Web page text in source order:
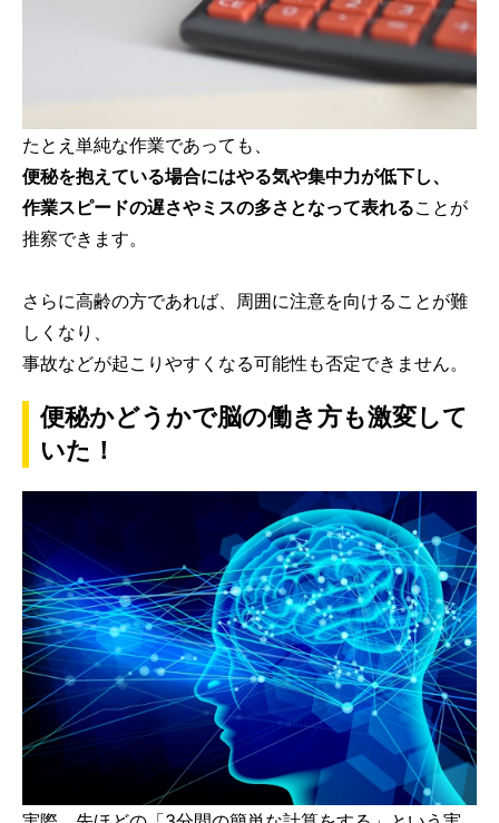
たとえ単純な作業であっても、
便秘を抱えている場合にはやる気や集中力が低下し、
作業スピードの遅さやミスの多さとなって表れることが
推察できます。
さらに高齢の方であれば、周囲に注意を向けることが難
しくなり、
事故などが起こりやすくなる可能性も否定できません。
便秘かどうかで脳の働き方も激変して
いた！